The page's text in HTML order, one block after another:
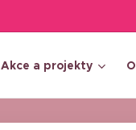
Akce a projekty